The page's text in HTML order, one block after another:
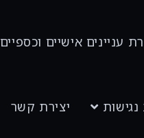
עניינים אישיים וכספיים
יצירת קשר